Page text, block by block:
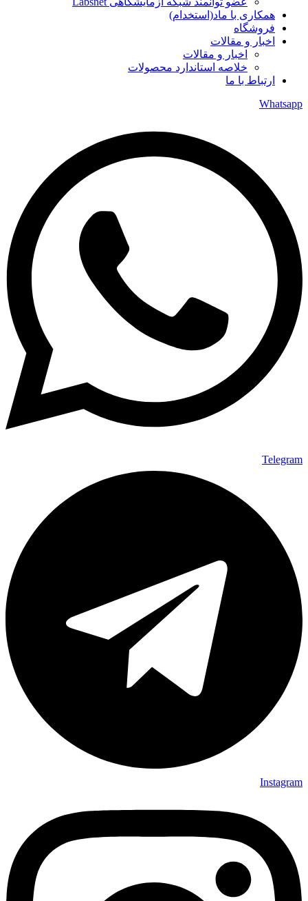
همکاری با ماد(استخدام)
فروشگاه
اخبار و مقالات
اخبار و مقالات
خلاصه استاندارد محصولات
ارتباط با ما
Whatsapp
Telegram
Instagram